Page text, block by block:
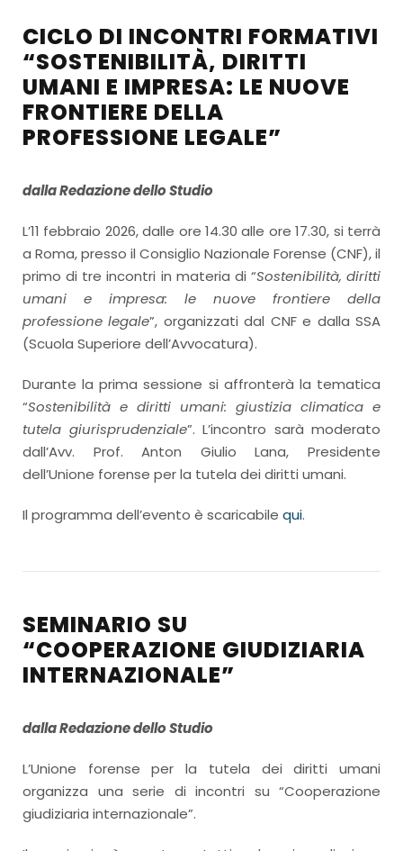
CICLO DI INCONTRI FORMATIVI
“SOSTENIBILITÀ, DIRITTI
UMANI E IMPRESA: LE NUOVE
FRONTIERE DELLA
PROFESSIONE LEGALE”
dalla Redazione dello Studio
L’11 febbraio 2026, dalle ore 14.30 alle ore 17.30, si terrà
a Roma, presso il Consiglio Nazionale Forense (CNF), il
primo di tre incontri in materia di “Sostenibilità, diritti
umani e impresa: le nuove frontiere della
professione legale”, organizzati dal CNF e dalla SSA
(Scuola Superiore dell’Avvocatura).
Durante la prima sessione si affronterà la tematica
“Sostenibilità e diritti umani: giustizia climatica e
tutela giurisprudenziale”. L’incontro sarà moderato
dall’Avv. Prof. Anton Giulio Lana, Presidente
dell’Unione forense per la tutela dei diritti umani.
Il programma dell’evento è scaricabile qui.
SEMINARIO SU
“COOPERAZIONE GIUDIZIARIA
INTERNAZIONALE”
dalla Redazione dello Studio
L’Unione forense per la tutela dei diritti umani
organizza una serie di incontri su “Cooperazione
giudiziaria internazionale”.